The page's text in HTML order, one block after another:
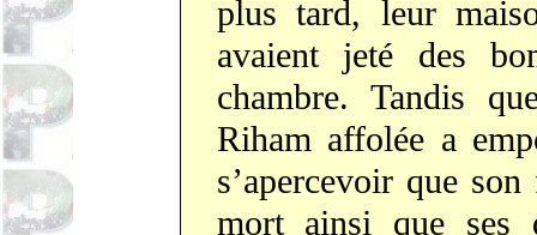
plus tard, leur
avaient jeté des
chambre. Tandis
Riham affolée a
s’apercevoir que
mort ainsi que ses